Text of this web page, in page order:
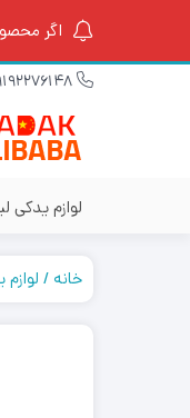
اگر محصولی
لوازم یدکی
خانه